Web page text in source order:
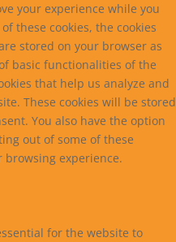
your experience while you
these cookies, the cookies
stored on your browser as
basic functionalities of the
that help us analyze and
These cookies will be stored
You also have the option
out of some of these
browsing experience.
for the website to